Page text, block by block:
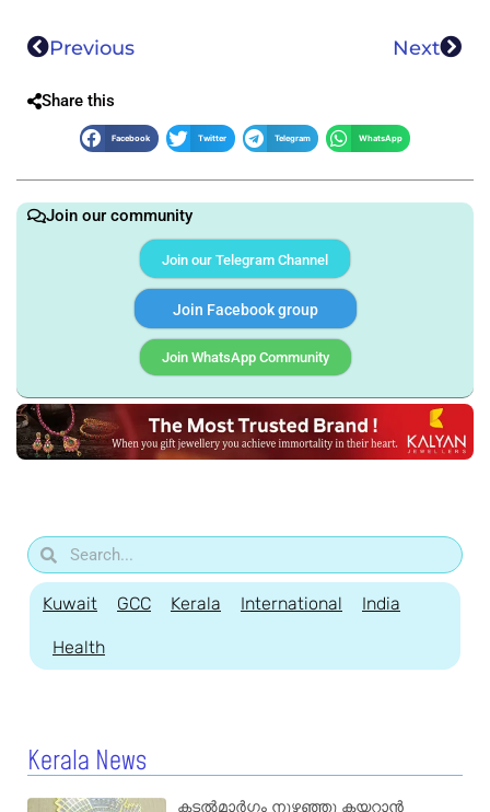
Previous Next
Share this
Facebook Twitter Telegram WhatsApp
Join our community
Join our Telegram Channel
Join Facebook group
Join WhatsApp Community
Kuwait GCC Kerala International India
Health
Kerala News
കടൽമാർഗ്ഗം നുഴഞ്ഞു കയറാൻ